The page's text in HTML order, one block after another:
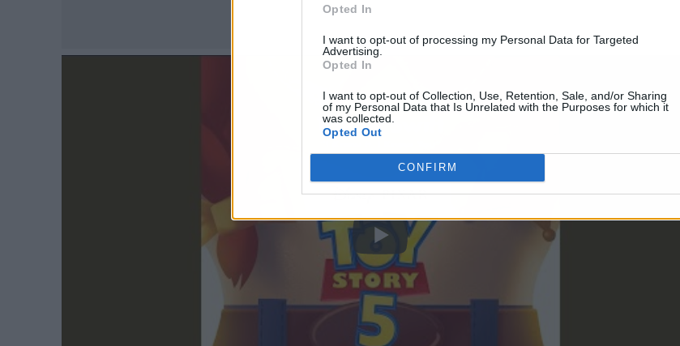
Opted In
I want to opt-out of processing my Personal Data for Targeted
Advertising.
Opted In
I want to opt-out of Collection, Use, Retention, Sale, and/or Sharing
of my Personal Data that Is Unrelated with the Purposes for which it
was collected.
Opted Out
CONFIRM